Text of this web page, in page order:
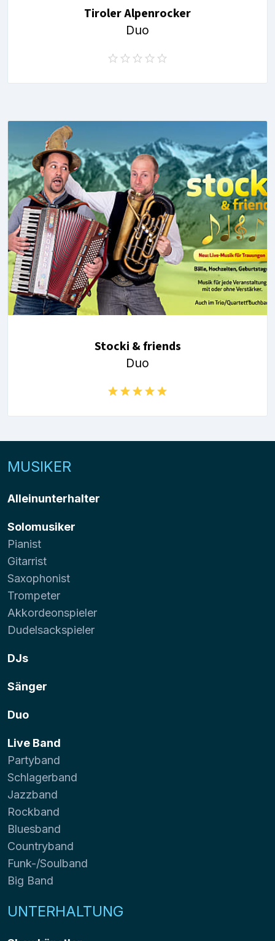
Tiroler Alpenrocker
Duo
Stocki & friends
Duo
MUSIKER
Alleinunterhalter
Solomusiker
Pianist
Gitarrist
Saxophonist
Trompeter
Akkordeonspieler
Dudelsackspieler
DJs
Sänger
Duo
Live Band
Partyband
Schlagerband
Jazzband
Rockband
Bluesband
Countryband
Funk-/Soulband
Big Band
UNTERHALTUNG